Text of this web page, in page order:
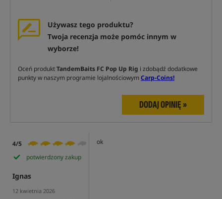
Używasz tego produktu?
Twoja recenzja może pomóc innym w
wyborze!
Oceń produktTandemBaits FC Pop Up Rig i zdobądź dodatkowe
punkty w naszym programie lojalnościowymCarp-Coins!
DODAJ OPINIĘ »
4/5
potwierdzony zakup
Ignas
12 kwietnia 2026
ok